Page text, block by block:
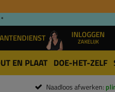
INLOGGEN
ZAKELIJK
EN PLAAT DOE-HET-ZELF
Naadloos afwerken: